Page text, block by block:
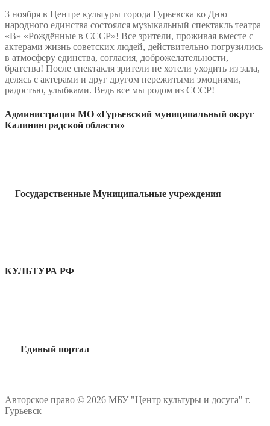
3 ноября в Центре культуры города Гурьевска ко Дню
народного единства состоялся музыкальный спектакль театра
«В» «Рождённые в СССР»! Все зрители, проживая вместе с
актерами жизнь советских людей, действительно погрузились
в атмосферу единства, согласия, доброжелательности,
братства! После спектакля зрители не хотели уходить из зала,
делясь с актерами и друг другом пережитыми эмоциями,
радостью, улыбками. Ведь все мы родом из СССР!
Администрация МО «Гурьевский муниципальный округ
Калининградской области»
Государственные Муниципальные учреждения
КУЛЬТУРА РФ
Единый портал
Авторское право © 2026 МБУ "Центр культуры и досуга" г.
Гурьевск